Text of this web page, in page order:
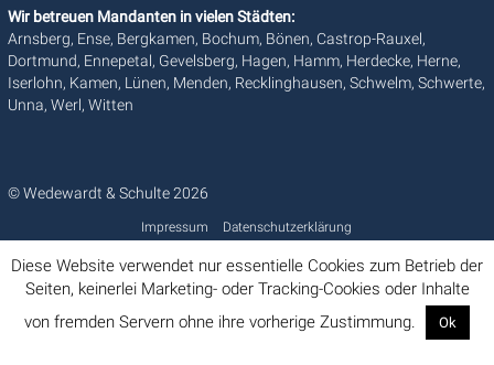
Wir betreuen Mandanten in vielen Städten:
Arnsberg, Ense, Bergkamen, Bochum, Bönen, Castrop-Rauxel,
Dortmund, Ennepetal, Gevelsberg, Hagen, Hamm, Herdecke, Herne,
Iserlohn, Kamen, Lünen, Menden, Recklinghausen, Schwelm, Schwerte,
Unna, Werl, Witten
© Wedewardt & Schulte 2026
Impressum Datenschutzerklärung
Diese Website verwendet nur essentielle Cookies zum Betrieb der
Seiten, keinerlei Marketing- oder Tracking-Cookies oder Inhalte
von fremden Servern ohne ihre vorherige Zustimmung.
Ok